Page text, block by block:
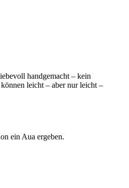
handgemacht – kein
leicht – aber nur leicht –
ein Aua ergeben.